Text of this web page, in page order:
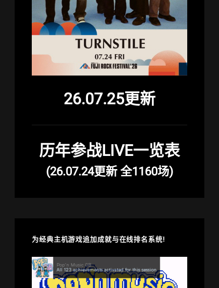
26.07.25更新
历年参战LIVE一览表
(26.07.24更新 全1160场)
为经典主机游戏追加成就与在线排名系统!